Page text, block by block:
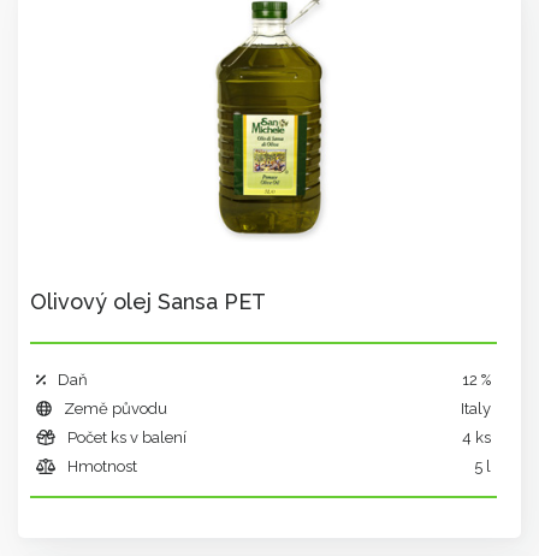
Olivový olej Sansa PET
Daň
12 %
Země původu
Italy
Počet ks v balení
4 ks
Hmotnost
5 l